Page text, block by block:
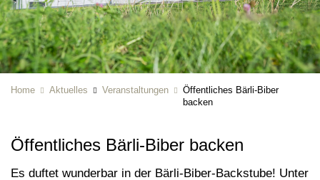
Home Aktuelles Veranstaltungen
Öffentliches Bärli-Biber
backen
Öffentliches Bärli-Biber backen
Es duftet wunderbar in der Bärli-Biber-Backstube! Unter